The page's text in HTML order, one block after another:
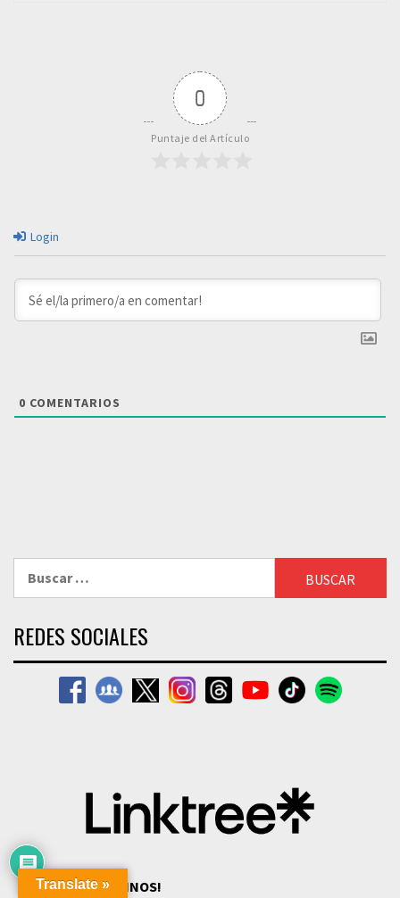
0
Puntaje del Artículo
Login
0 COMENTARIOS
REDES SOCIALES
¡SEGUINOS!
Translate »